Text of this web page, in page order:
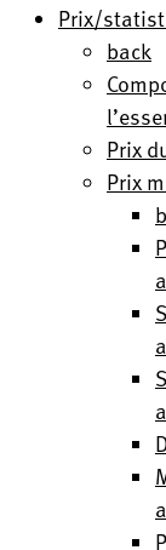
Prix/
back
Prix
Prix